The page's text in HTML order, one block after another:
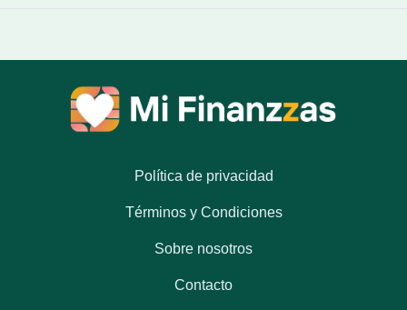
Política de privacidad
Términos y Condiciones
Sobre nosotros
Contacto